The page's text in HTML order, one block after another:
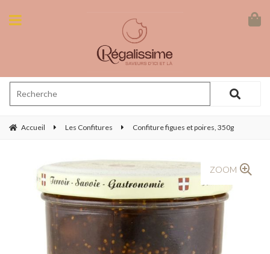
Accueil Les Confitures Confiture figues et poires, 350g
ZOOM